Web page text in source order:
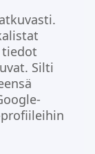
Silti